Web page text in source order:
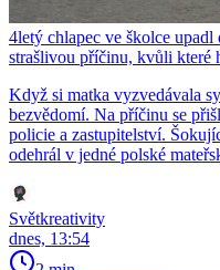
4letý chlapec ve školce
strašlivou příčinu, kvůli které
Když si matka vyzvedávala
bezvědomí. Na příčinu se
policie a zastupitelství.
odehrál v jedné polské
Světkreativity
dnes, 13:54